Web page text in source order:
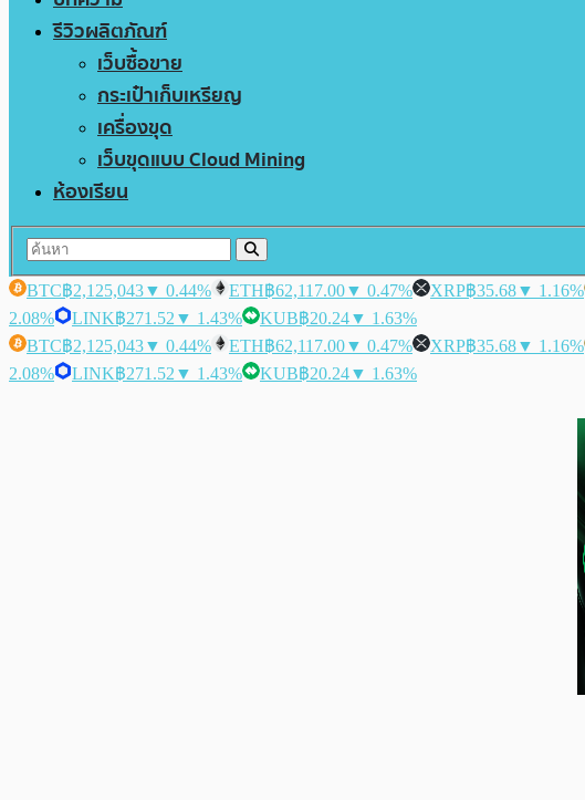
รีวิวผลิตภัณฑ์
เว็บซื้อขาย
กระเป๋าเก็บเหรียญ
เครื่องขุด
เว็บขุดแบบ Cloud Mining
ห้องเรียน
BTC฿2,125,043▼ 0.44% ETH฿62,117.00▼ 0.47% XRP฿35.68▼ 1.16%
2.08%
LINK฿271.52 ▼ 1.43% KUB฿20.24▼ 1.63%
BTC฿2,125,043▼ 0.44% ETH฿62,117.00▼ 0.47% XRP฿35.68▼ 1.16%
2.08%
LINK฿271.52 ▼ 1.43% KUB฿20.24▼ 1.63%